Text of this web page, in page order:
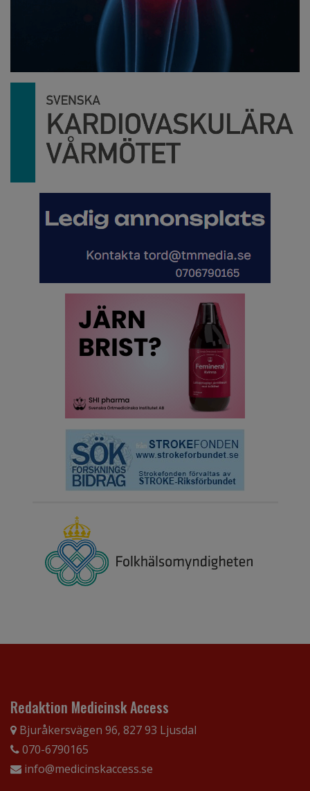
Redaktion Medicinsk Access
Bjuråkersvägen 96, 827 93 Ljusdal
070-6790165
info@medicinskaccess.se